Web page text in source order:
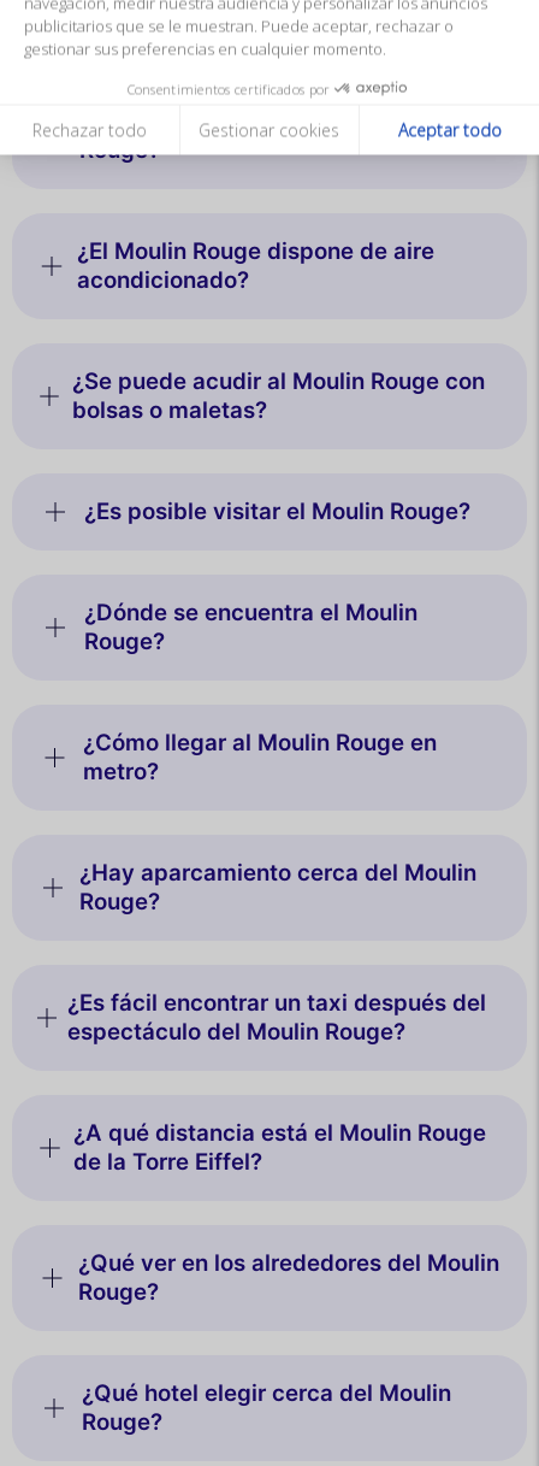
publicitarios que se le muestran. Puede aceptar, rechazar o
gestionar sus preferencias en cualquier momento.
Consentimientos certificados por
Rechazar todo Gestionar cookies Aceptar todo
¿Se puede cenar en el Moulin Rouge?
¿Existe una tarifa infantil en el Moulin
Rouge?
¿El Moulin Rouge dispone de aire
acondicionado?
¿Se puede acudir al Moulin Rouge con
bolsas o maletas?
¿Es posible visitar el Moulin Rouge?
¿Dónde se encuentra el Moulin
Rouge?
¿Cómo llegar al Moulin Rouge en
metro?
¿Hay aparcamiento cerca del Moulin
Rouge?
¿Es fácil encontrar un taxi después del
espectáculo del Moulin Rouge?
¿A qué distancia está el Moulin Rouge
de la Torre Eiffel?
¿Qué ver en los alrededores del Moulin
Rouge?
¿Qué hotel elegir cerca del Moulin
Rouge?